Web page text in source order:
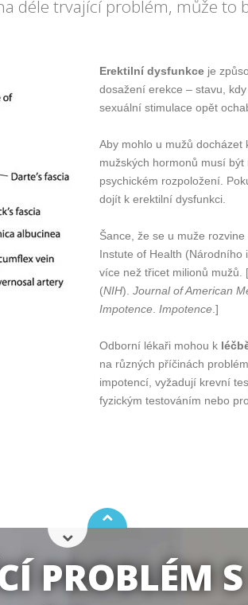
déle trvající problém, může
Erektilní dysfunkce je
dosažení erekce – stavu,
sexuální stimulace opět
Aby mohlo u mužů docházet
mužských hormonů musí být
psychickém rozpoložení.
dojít k erektilní dysfunkci.
Šance, že se u muže
Instute of Health (Národního
více než třicet milionů mužů. [
(NIH). Journal of American
Impotence Impotence .]
Odborní lékaři mohou k
na různých příčinách
impotencí, vyžadují krevní
fyzickým testováním nebo
PROBLÉM